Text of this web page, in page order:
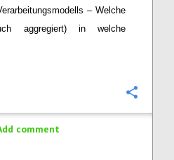
– Welche
aggregiert) in welche
comment